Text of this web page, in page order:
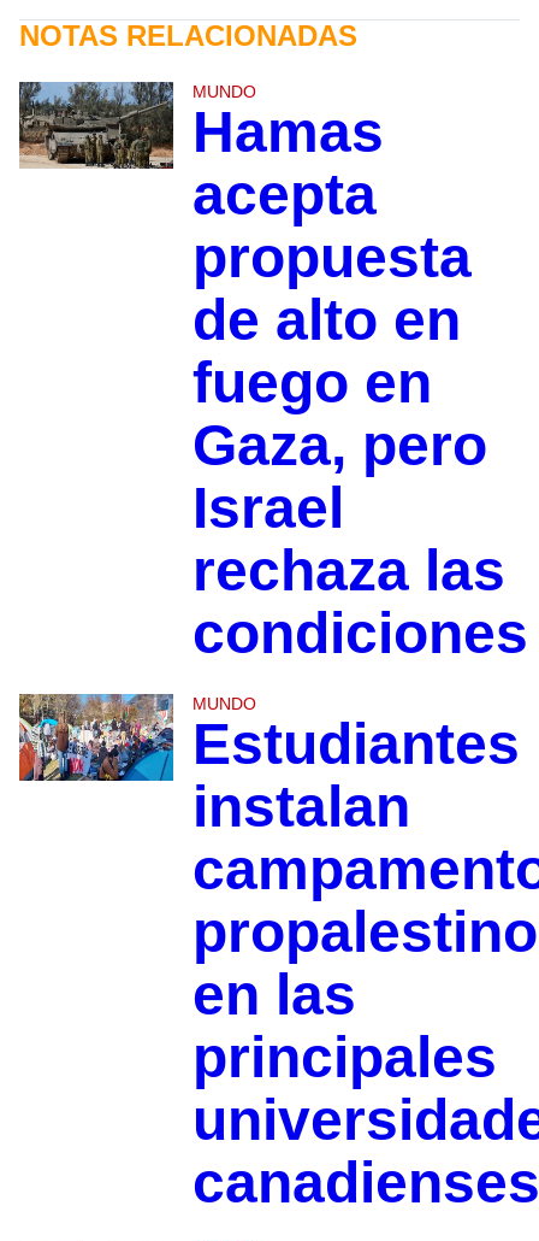
NOTAS RELACIONADAS
MUNDO
Hamas
acepta
propuesta
de alto en
fuego en
Gaza, pero
Israel
rechaza las
condiciones
MUNDO
Estudiantes
instalan
en las
principales
canadienses